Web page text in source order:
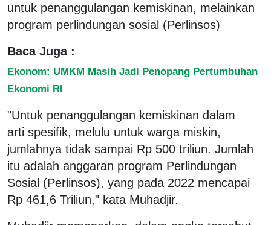
untuk penanggulangan kemiskinan, melainkan
program perlindungan sosial (Perlinsos)
Baca Juga :
Ekonom: UMKM Masih Jadi Penopang Pertumbuhan
Ekonomi RI
"Untuk penanggulangan kemiskinan dalam
arti spesifik, melulu untuk warga miskin,
jumlahnya tidak sampai Rp 500 triliun. Jumlah
itu adalah anggaran program Perlindungan
Sosial (Perlinsos), yang pada 2022 mencapai
Rp 461,6 Triliun," kata Muhadjir.